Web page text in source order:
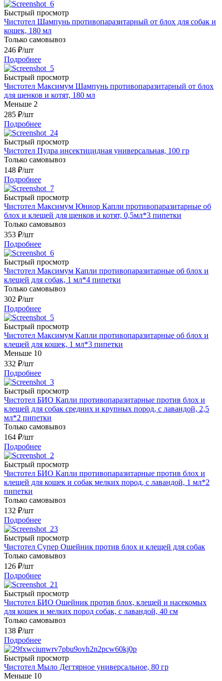
Быстрый просмотр
Чистотел Шампунь противопаразитарный от блох для собак и
кошек, 180 мл
Только самовывоз
246 ₽/шт
Подробнее
Быстрый просмотр
Чистотел Максимум Шампунь противопаразитарный от блох
для щенков и котят, 180 мл
Меньше 2
285 ₽/шт
Подробнее
Быстрый просмотр
Чистотел Пудра инсектицидная универсальная, 100 гр
Только самовывоз
148 ₽/шт
Подробнее
Быстрый просмотр
Чистотел Максимум Юниор Капли противопаразитарные об
блох и клещей для щенков и котят, 0,5мл*3 пипетки
Только самовывоз
353 ₽/шт
Подробнее
Быстрый просмотр
Чистотел Максимум Капли противопаразитарные об блох и
клещей для собак, 1 мл*4 пипетки
Только самовывоз
302 ₽/шт
Подробнее
Быстрый просмотр
Чистотел Максимум Капли противопаразитарные об блох и
клещей для кошек, 1 мл*3 пипетки
Меньше 10
332 ₽/шт
Подробнее
Быстрый просмотр
Чистотел БИО Капли противопаразитарные против блох и
клещей для собак средних и крупных пород, с лавандой, 2,5
мл*2 пипетки
Только самовывоз
164 ₽/шт
Подробнее
Быстрый просмотр
Чистотел БИО Капли противопаразитарные против блох и
клещей для кошек и собак мелких пород, с лавандой, 1 мл*2
пипетки
Только самовывоз
132 ₽/шт
Подробнее
Быстрый просмотр
Чистотел Супер Ошейник против блох и клещей для собак
Только самовывоз
126 ₽/шт
Подробнее
Быстрый просмотр
Чистотел БИО Ошейник против блох, клещей и насекомых
для кошек и мелких пород собак, с лавандой, 40 см
Только самовывоз
138 ₽/шт
Подробнее
Быстрый просмотр
Чистотел Мыло Дегтярное универсальное, 80 гр
Меньше 10